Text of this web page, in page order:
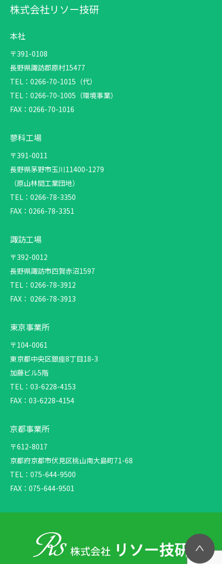
株式会社リソー技研
本社
〒391-0108
長野県諏訪郡原村15477
TEL：0266-70-1015（代）
TEL：0266-70-1005（環境事業）
FAX：0266-70-1016
蓼科工場
〒391-0011
長野県茅野市玉川11400-1279
（原山林間工業団地）
TEL：0266-78-3350
FAX：0266-78-3351
諏訪工場
〒392-0012
長野県諏訪市四賀赤沼1597
TEL：0266-78-3912
FAX： 0266-78-3913
東京事業所
〒104-0061
東京都中央区銀座8丁目18-3
加藤ビル5階
TEL：03-6228-4153
FAX：03-6228-4154
京都事業所
〒612-8017
京都府京都市伏見区桃山南大島町71-68
TEL：075-644-9500
FAX：075-644-9501